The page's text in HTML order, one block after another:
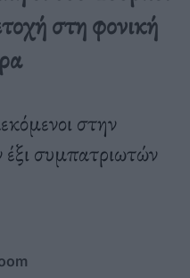
στη φονική
στην
συμπατριωτών